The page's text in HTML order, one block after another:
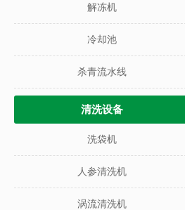
解冻机
冷却池
杀青流水线
清洗设备
洗袋机
人参清洗机
涡流清洗机